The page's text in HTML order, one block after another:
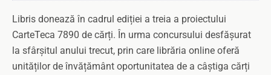
Libris donează în cadrul ediției a treia a proiectului
CarteTeca 7890 de cărți. În urma concursului desfășurat
la sfârșitul anului trecut, prin care librăria online oferă
unităților de învățământ oportunitatea de a câștiga cărți